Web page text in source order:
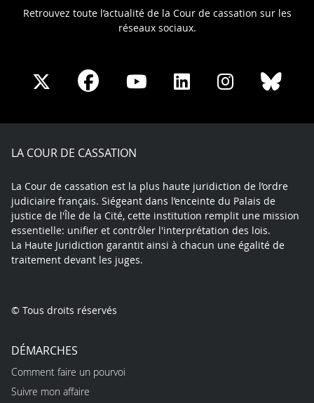
Retrouvez toute l’actualité de la Cour de cassation sur les
réseaux sociaux.
Share
X
Share
Facebook
Share
Youtube
Share
LinkedIn
Share
Instagram
LA COUR DE CASSATION
La Cour de cassation est la plus haute juridiction de l’ordre
judiciaire français. Siégeant dans l’enceinte du Palais de
justice de l'Île de la Cité, cette institution remplit une mission
essentielle: unifier et contrôler l'interprétation des lois.
La Haute Juridiction garantit ainsi à chacun une égalité de
traitement devant les juges.
© Tous droits réservés
DÉMARCHES
Comment faire un pourvoi
Suivre mon affaire